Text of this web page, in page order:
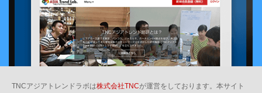
TNCアジアトレンドラボは株式会社TNCが運営をしております。本サイト